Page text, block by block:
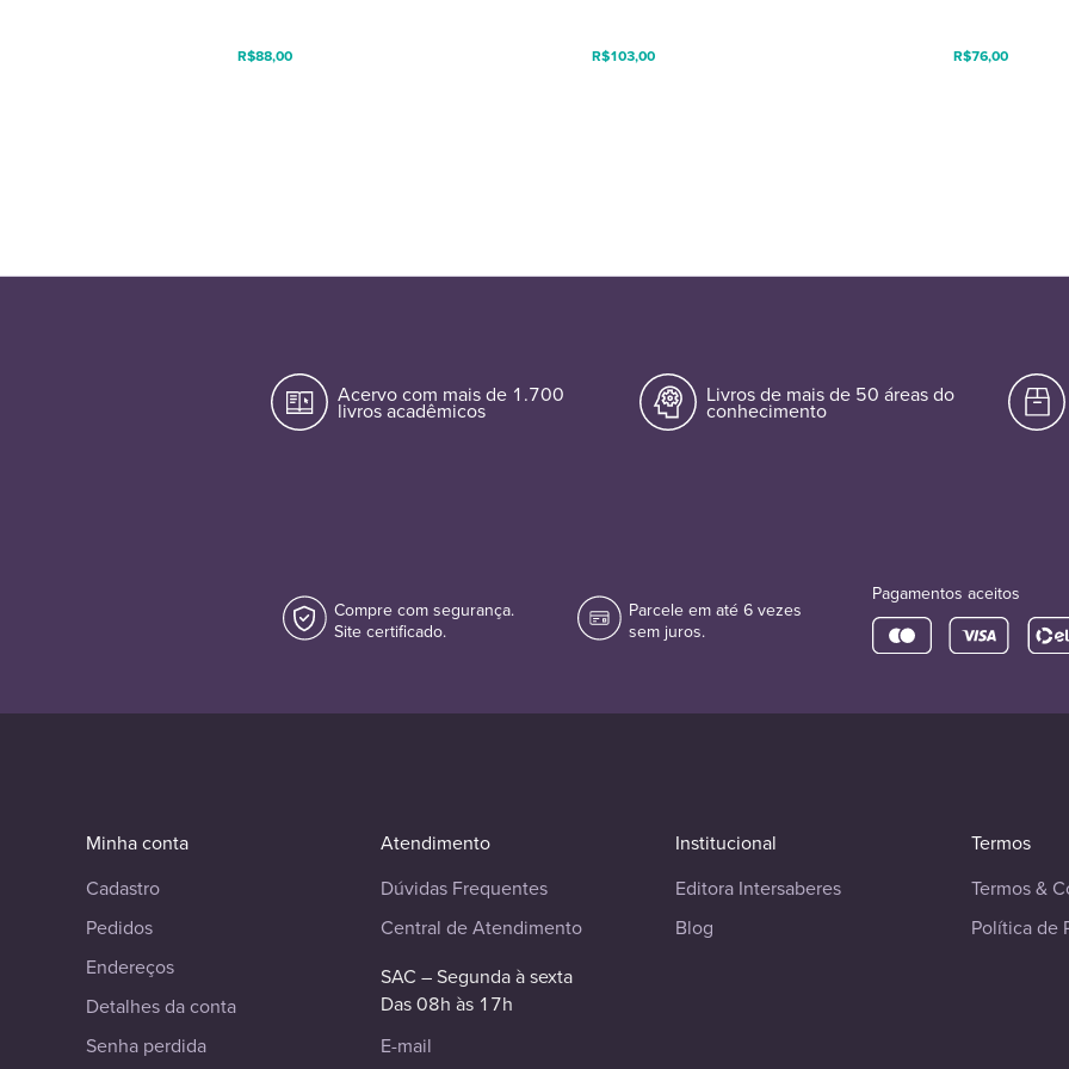
R$88,00 R$103,00 R$76,00
Acervo com mais de 1.700
livros acadêmicos
Livros de mais de 50 áreas do
conhecimento
Compre com segurança.
Site certificado.
Parcele em até 6 vezes
sem juros.
Pagamentos aceitos
Minha conta
Cadastro
Pedidos
Endereços
Detalhes da conta
Senha perdida
Atendimento
Dúvidas Frequentes
Central de Atendimento
SAC – Segunda à sexta
Das 08h às 17h
E-mail
Institucional
Editora Intersaberes
Blog
Termos
Termos &
Política de